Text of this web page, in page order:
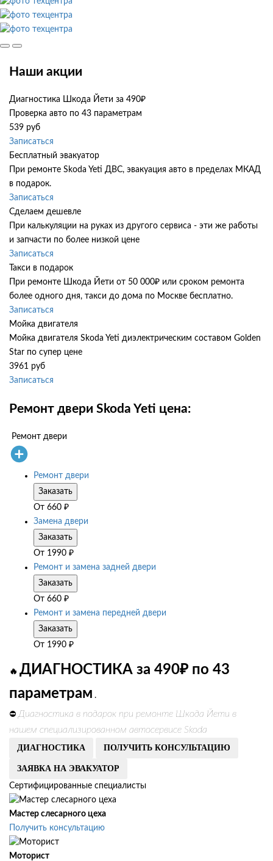
Наши акции
Диагностика Шкода Йети за 490₽
Проверка авто по 43 параметрам
539 руб
Записаться
Бесплатный эвакуатор
При ремонте Skoda Yeti ДВС, эвакуация авто в пределах МКАД
в подарок.
Записаться
Сделаем дешевле
При калькуляции на руках из другого сервиса - эти же работы
и запчасти по более низкой цене
Записаться
Такси в подарок
При ремонте Шкода Йети от 50 000₽ или сроком ремонта
более одного дня, такси до дома по Москве бесплатно.
Записаться
Мойка двигателя
Мойка двигателя Skoda Yeti диэлектрическим составом Golden
Star по супер цене
3961 руб
Записаться
Ремонт двери Skoda Yeti цена:
Ремонт двери
Ремонт двери
Заказать
От 660 ₽
Замена двери
Заказать
От 1990 ₽
Ремонт и замена задней двери
Заказать
От 660 ₽
Ремонт и замена передней двери
Заказать
От 1990 ₽
🔥 ДИАГНОСТИКА за 490₽ по 43
параметрам .
⛔ Диагностика в подарок при ремонте Шкода Йети в
нашем специализированном автосервисе Skoda
ДИАГНОСТИКА ПОЛУЧИТЬ КОНСУЛЬТАЦИЮ
ЗАЯВКА НА ЭВАКУАТОР
Сертифицированные специалисты
Мастер слесарного цеха
Получить консультацию
Моторист